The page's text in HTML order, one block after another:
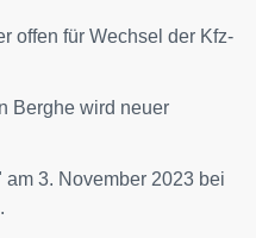
offen für Wechsel der Kfz-
Berghe wird neuer
3. November 2023 bei